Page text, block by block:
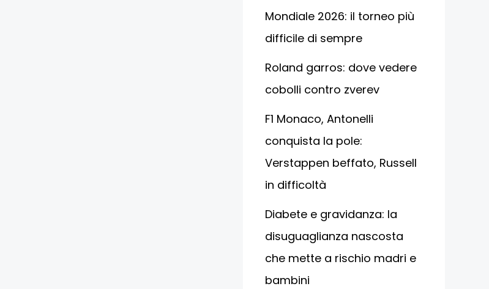
Mondiale 2026: il torneo più
difficile di sempre
Roland garros: dove vedere
cobolli contro zverev
F1 Monaco, Antonelli
conquista la pole:
Verstappen beffato, Russell
in difficoltà
Diabete e gravidanza: la
disuguaglianza nascosta
che mette a rischio madri e
bambini